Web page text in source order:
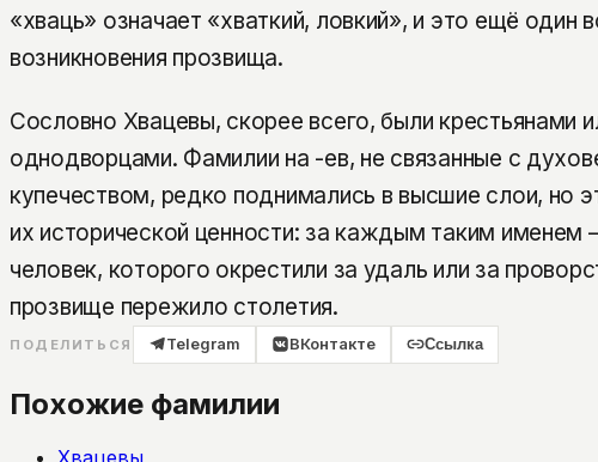
«хваць» означает «хваткий, ловкий», и это ещё один
возникновения прозвища.
Сословно Хвацевы, скорее всего, были крестьянами
однодворцами. Фамилии на -ев, не связанные с
купечеством, редко поднимались в высшие слои, но
их исторической ценности: за каждым таким
человек, которого окрестили за удаль или за
прозвище пережило столетия.
ПОДЕЛИТЬСЯ Telegram ВКонтакте Ссылка
Похожие фамилии